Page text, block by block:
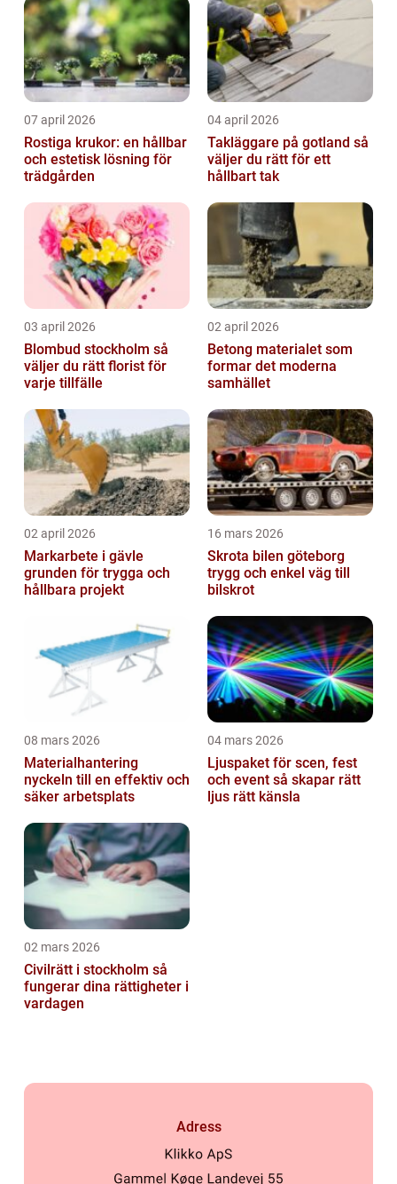
07 april 2026
Rostiga krukor: en hållbar
och estetisk lösning för
trädgården
04 april 2026
Takläggare på gotland så
väljer du rätt för ett
hållbart tak
03 april 2026
Blombud stockholm så
väljer du rätt florist för
varje tillfälle
02 april 2026
Betong materialet som
formar det moderna
samhället
02 april 2026
Markarbete i gävle
grunden för trygga och
hållbara projekt
16 mars 2026
Skrota bilen göteborg
trygg och enkel väg till
bilskrot
08 mars 2026
Materialhantering
nyckeln till en effektiv och
säker arbetsplats
04 mars 2026
Ljuspaket för scen, fest
och event så skapar rätt
ljus rätt känsla
02 mars 2026
Civilrätt i stockholm så
fungerar dina rättigheter i
vardagen
Adress